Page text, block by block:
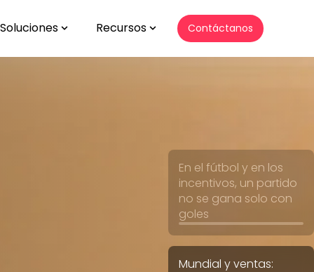
Soluciones
Show submenu for Soluciones
Recursos
Show submenu for Recursos
Contáctanos
En el fútbol y en los
incentivos, un partido
no se gana solo con
goles
Mundial y ventas: